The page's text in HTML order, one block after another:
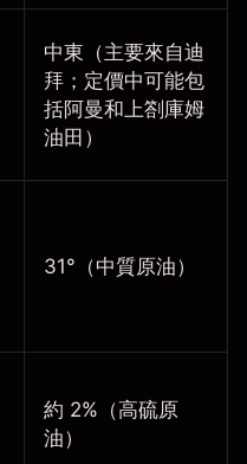
中東（主要來自迪
拜；定價中可能包
括阿曼和上劄庫姆
油田）
31°（中質原油）
約 2%（高硫原
油）